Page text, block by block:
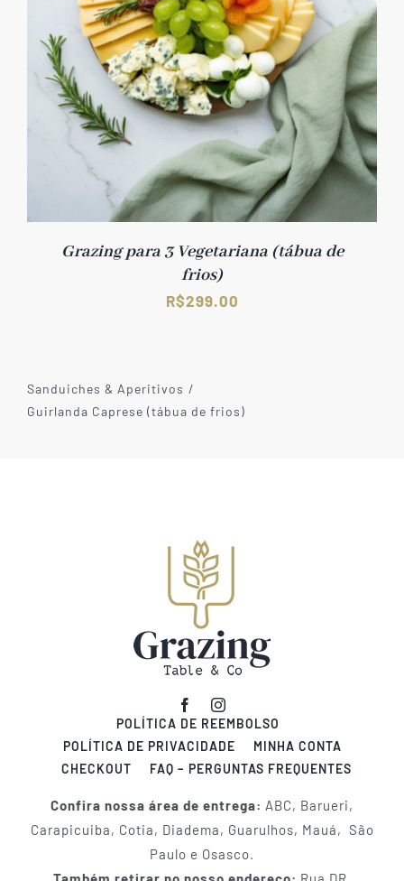
Grazing para 3 Vegetariana (tábua de
frios)
R$299.00
Sanduiches & Aperitivos
Guirlanda Caprese (tábua de frios)
POLÍTICA DE REEMBOLSO
POLÍTICA DE PRIVACIDADE
MINHA CONTA
CHECKOUT
FAQ – PERGUNTAS FREQUENTES
Confira nossa área de entrega: ABC, Barueri,
Carapicuiba, Cotia, Diadema, Guarulhos, Mauá, São
Paulo e Osasco.